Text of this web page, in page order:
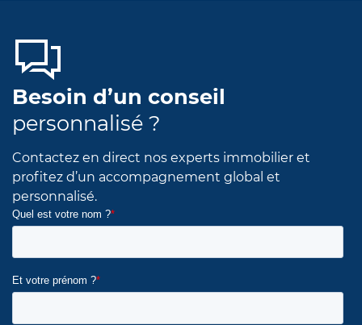
Besoin d’un conseil
personnalisé ?
Contactez en direct nos experts immobilier et
profitez d’un accompagnement global et
personnalisé.